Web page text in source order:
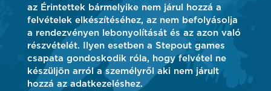
az Érintettek bármelyike nem járul hozzá a
felvételek elkészítéséhez, az nem befolyásolja
a rendezvényen lebonyolítását és az azon való
részvételét. Ilyen esetben a Stepout games
csapata gondoskodik róla, hogy felvétel ne
készüljön arról a személyről aki nem járult
hozzá az adatkezeléshez.